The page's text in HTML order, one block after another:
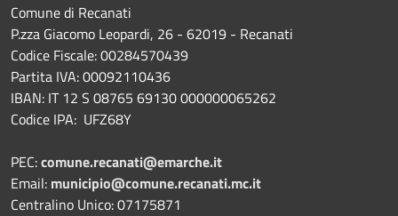
Comune di Recanati
P.zza Giacomo Leopardi, 26 - 62019 - Recanati
Codice Fiscale: 00284570439
Partita IVA: 00092110436
IBAN: IT 12 S 08765 69130 000000065262
Codice IPA: UFZ68Y
PEC:comune.recanati@emarche.it
Email: municipio@comune.recanati.mc.it
Centralino Unico: 07175871